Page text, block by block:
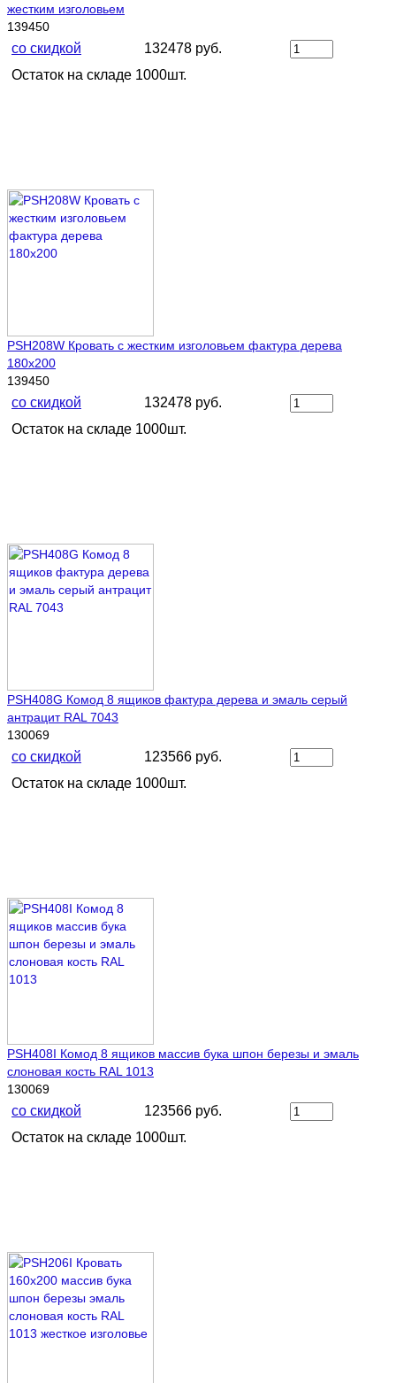
жестким изголовьем
139450
со скидкой
132478 руб.
Остаток на складе 1000шт.
PSH208W Кровать с жестким изголовьем фактура дерева
180х200
139450
со скидкой
132478 руб.
Остаток на складе 1000шт.
PSH408G Комод 8 ящиков фактура дерева и эмаль серый
антрацит RAL 7043
130069
со скидкой
123566 руб.
Остаток на складе 1000шт.
PSH408I Комод 8 ящиков массив бука шпон березы и эмаль
слоновая кость RAL 1013
130069
со скидкой
123566 руб.
Остаток на складе 1000шт.